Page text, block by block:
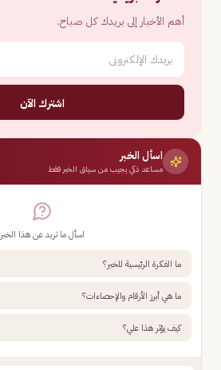
أهم الأخبار إلى بريدك كل صباح.
اشترك الآن
اسأل الخبر
مساعد ذكي يجيب من سياق الخبر فقط
اسأل ما تريد عن هذا الخبر
ما الفكرة الرئيسية للخبر؟
ما هي أبرز الأرقام والإحصاءات؟
كيف يؤثر هذا علي؟